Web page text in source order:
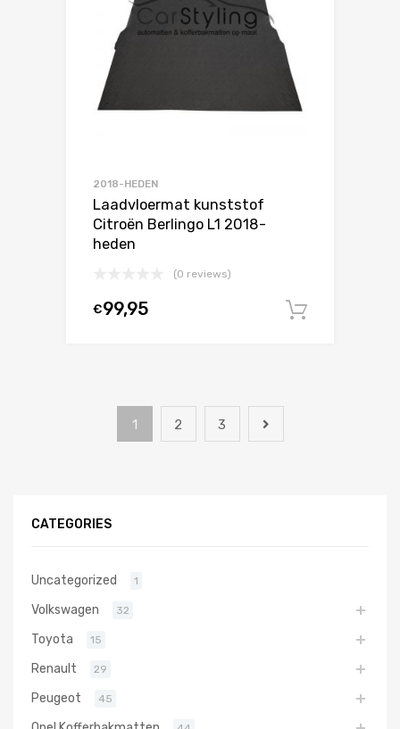
2018-HEDEN
Laadvloermat kunststof
Citroën Berlingo L1 2018-
heden
(0 reviews)
€99,95
1 2 3
CATEGORIES
Uncategorized 1
Volkswagen 32
Toyota 15
Renault 29
Peugeot 45